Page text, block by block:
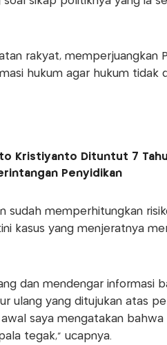
rakyat, memperjuangkan
hukum agar hukum tidak
Kristiyanto Dituntut 7
Penyidikan
sudah memperhitungkan
kasus yang menjeratnya
dan mendengar informasi
ulang yang ditujukan atas
saya mengatakan bahwa
tegak," ucapnya.